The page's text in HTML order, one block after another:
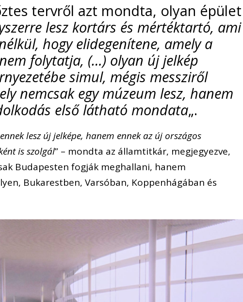
tervről azt mondta, olyan épület
lesz kortárs és mértéktartó, ami
hogy elidegenítene, amely a
folytatja, (…) olyan új jelkép
simul, mégis messziről
nemcsak egy múzeum lesz, hanem
első látható mondata„.
lesz új jelképe, hanem ennek az új országos
is szolgál” – mondta az államtitkár, megjegyezve,
Budapesten fogják meghallani, hanem
Bukarestben, Varsóban, Koppenhágában és